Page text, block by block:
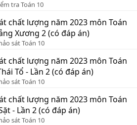
tra Toán 10
chất lượng năm 2023 môn Toán
Xương 2 (có đáp án)
sát Toán 10
chất lượng năm 2023 môn Toán
Tổ - Lần 2 (có đáp án)
sát Toán 10
chất lượng năm 2023 môn Toán
- Lần 2 (có đáp án)
sát Toán 10